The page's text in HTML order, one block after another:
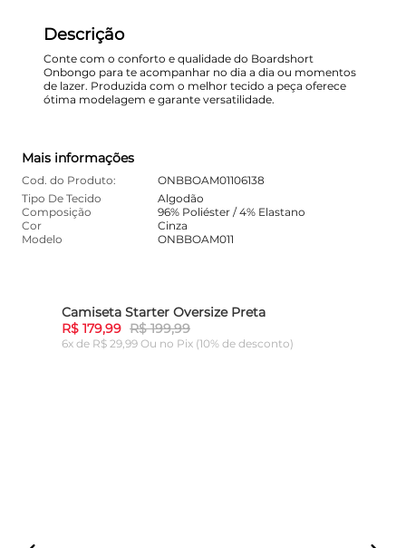
Descrição
Conte com o conforto e qualidade do Boardshort
Onbongo para te acompanhar no dia a dia ou momentos
de lazer. Produzida com o melhor tecido a peça oferece
ótima modelagem e garante versatilidade.
Mais informações
Cod. do Produto:
ONBBOAM01106138
Tipo De Tecido
Algodão
Composição
96% Poliéster / 4% Elastano
Cor
Cinza
Modelo
ONBBOAM011
Camiseta Starter Oversize Preta
R$ 179,99 R$ 199,99
6x de R$ 29,99 Ou no Pix (10% de desconto)